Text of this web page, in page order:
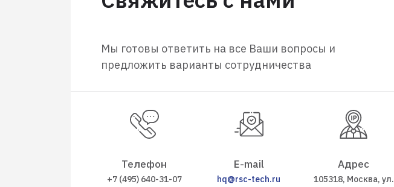
Мы готовы ответить на все Ваши вопросы и
предложить варианты сотрудничества
Телефон
+7 (495) 640-31-07
E-mail
hq@rsc-tech.ru
Адрес
105318, Москва, ул.